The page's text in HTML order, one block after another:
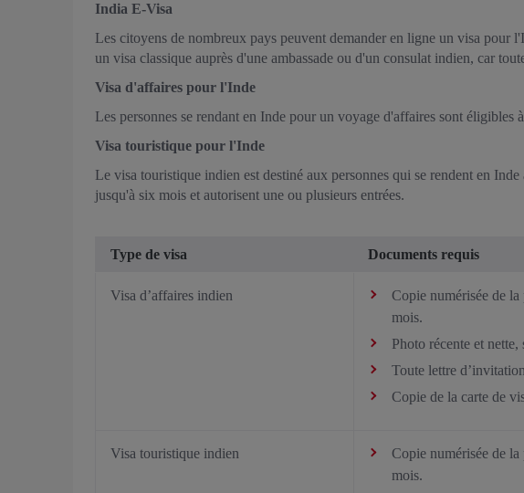
India E-Visa
Les citoyens de nombreux pays peuvent demander en ligne un visa pour
un visa classique auprès d'une ambassade ou d'un consulat indien, car
Visa d'affaires pour l'Inde
Les personnes se rendant en Inde pour un voyage d'affaires sont
Visa touristique pour l'Inde
Le visa touristique indien est destiné aux personnes qui se rendent en
jusqu'à six mois et autorisent une ou plusieurs entrées.
Type de visa Documents requis
Visa d’affaires indien
Copie numérisée de
mois.
Photo récente et
Toute lettre
Copie de la carte de
Visa touristique indien
Copie numérisée de
mois.